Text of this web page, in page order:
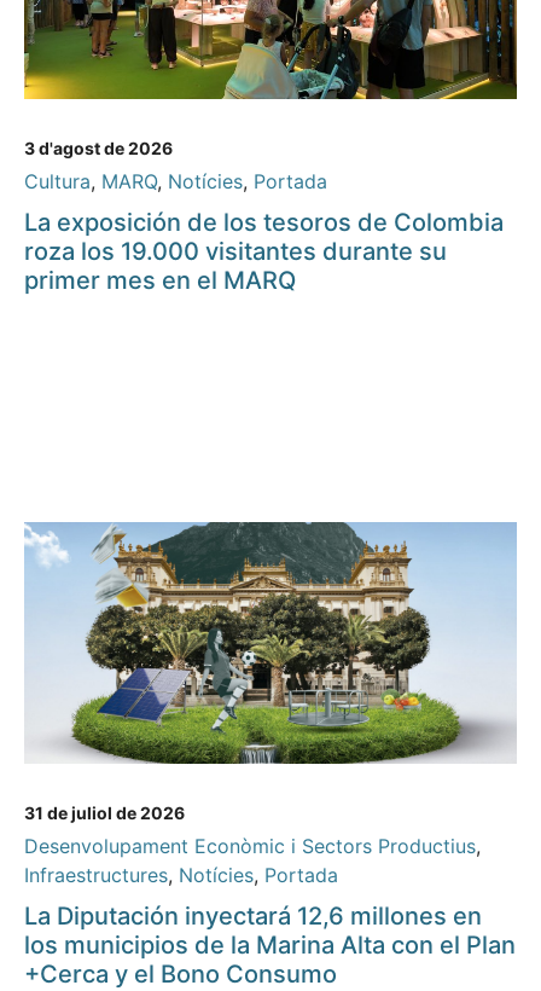
3 d'agost de 2026
Cultura, MARQ, Notícies, Portada
La exposición de los tesoros de Colombia
roza los 19.000 visitantes durante su
primer mes en el MARQ
31 de juliol de 2026
Desenvolupament Econòmic i Sectors Productius,
Infraestructures, Notícies, Portada
La Diputación inyectará 12,6 millones en
los municipios de la Marina Alta con el Plan
+Cerca y el Bono Consumo